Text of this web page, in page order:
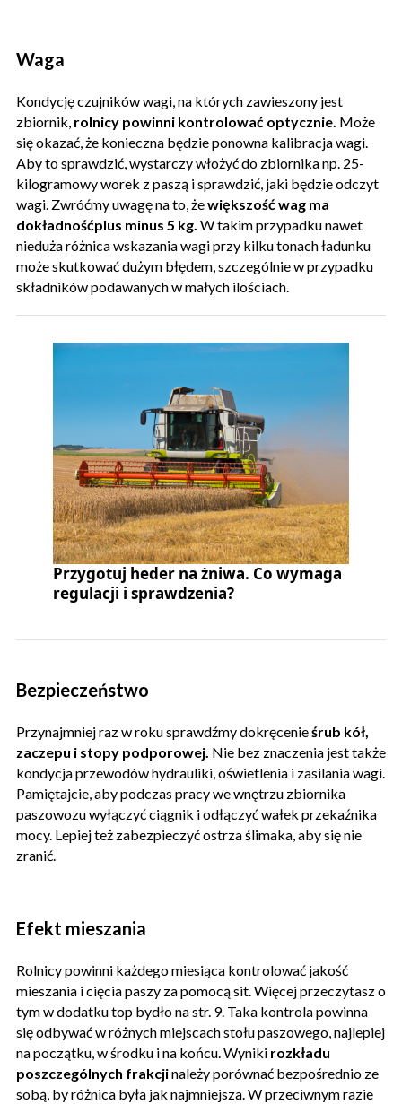
Waga
Kondycję czujników wagi, na których zawieszony jest
zbiornik, rolnicy powinni kontrolować optycznie. Może
się okazać, że konieczna będzie ponowna kalibracja wagi.
Aby to sprawdzić, wystarczy włożyć do zbiornika np. 25-
kilogramowy worek z paszą i sprawdzić, jaki będzie odczyt
wagi. Zwróćmy uwagę na to, żewiększość wag ma
dokładnośćplus minus 5 kg. W takim przypadku nawet
nieduża różnica wskazania wagi przy kilku tonach ładunku
może skutkować dużym błędem, szczególnie w przypadku
składników podawanych w małych ilościach.
Przygotuj heder na żniwa. Co wymaga
regulacji i sprawdzenia?
Bezpieczeństwo
Przynajmniej raz w roku sprawdźmy dokręcenieśrub kół,
zaczepu i stopy podporowej. Nie bez znaczenia jest także
kondycja przewodów hydrauliki, oświetlenia i zasilania wagi.
Pamiętajcie, aby podczas pracy we wnętrzu zbiornika
paszowozu wyłączyć ciągnik i odłączyć wałek przekaźnika
mocy. Lepiej też zabezpieczyć ostrza ślimaka, aby się nie
zranić.
Efekt mieszania
Rolnicy powinni każdego miesiąca kontrolować jakość
mieszania i cięcia paszy za pomocą sit. Więcej przeczytasz o
tym w dodatku top bydło na str. 9. Taka kontrola powinna
się odbywać w różnych miejscach stołu paszowego, najlepiej
na początku, w środku i na końcu. Wyniki rozkładu
poszczególnych frakcjinależy porównać bezpośrednio ze
sobą, by różnica była jak najmniejsza. W przeciwnym razie